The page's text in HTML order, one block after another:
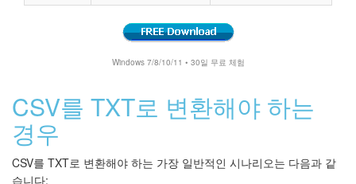
Windows 7/8/10/11 • 30일 무료 체험
CSV를 TXT로 변환해야 하는
경우
CSV를 TXT로 변환해야 하는 가장 일반적인 시나리오는 다음과 같
습니다: